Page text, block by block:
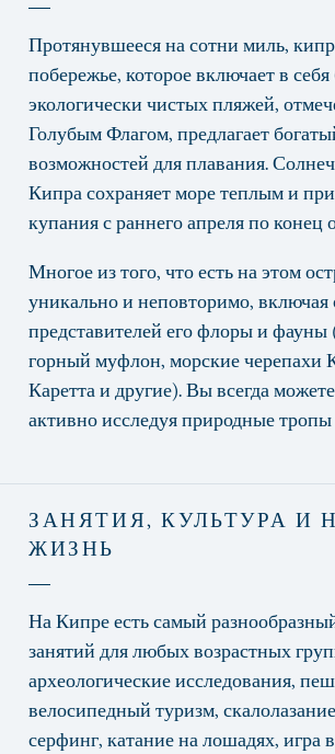
Протянувшееся на сотни миль,
побережье, которое включает в себя
экологически чистых пляжей,
Голубым Флагом, предлагает
возможностей для плавания.
Кипра сохраняет море теплым и
купания с раннего апреля по конец
Многое из того, что есть на этом
уникально и неповторимо, включая
представителей его флоры и фауны
горный муфлон, морские черепахи
Каретта и другие). Вы всегда
активно исследуя природные тропы
ЗАНЯТИЯ, КУЛЬТУРА И
ЖИЗНЬ
На Кипре есть самый
занятий для любых возрастных
археологические исследования,
велосипедный туризм,
серфинг, катание на лошадях, игра